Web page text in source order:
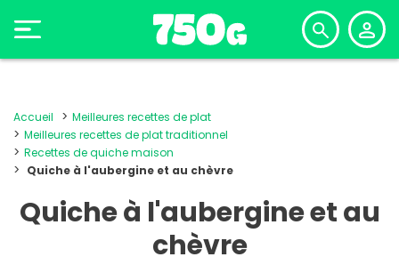
Accueil
Meilleures recettes de plat
Meilleures recettes de plat traditionnel
Recettes de quiche maison
Quiche à l'aubergine et au chèvre
Quiche à l'aubergine et au
chèvre